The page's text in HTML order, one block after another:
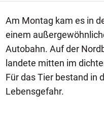
Am Montag kam es in
einem
Autobahn. Auf der
landete mitten im
Für das Tier bestand in
Lebensgefahr.